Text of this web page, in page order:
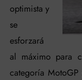
optimista y
se
esforzará
al máximo para
categoría